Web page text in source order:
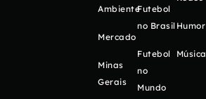
Ambiente
Mercado
Minas
Gerais
Futebol
no Brasil
Futebol
no
Mundo
Humor
Música